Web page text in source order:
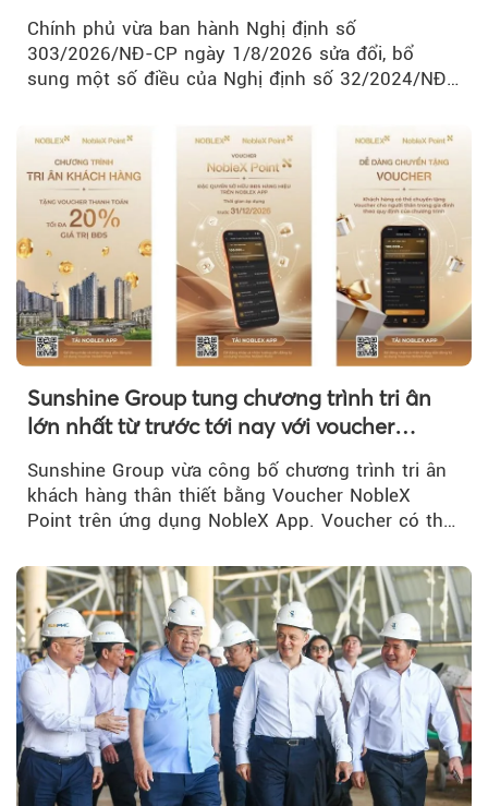
Chính phủ vừa ban hành Nghị định số
303/2026/NĐ-CP ngày 1/8/2026 sửa đổi, bổ
sung một số điều của Nghị định số 32/2024/NĐ-
Sunshine Group tung chương trình tri ân
lớn nhất từ trước tới nay với voucher
Sunshine Group vừa công bố chương trình tri ân
khách hàng thân thiết bằng Voucher NobleX
Point trên ứng dụng NobleX App. Voucher có thể